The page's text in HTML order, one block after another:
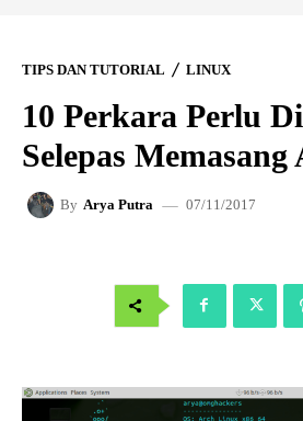
TIPS DAN TUTORIAL LINUX
10 Perkara Perlu
Selepas
By Arya Putra 07/11/2017